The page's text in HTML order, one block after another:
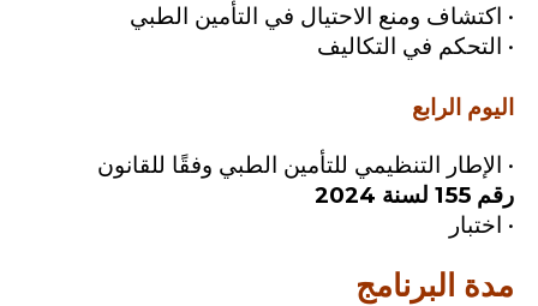
• اكتشاف ومنع الاحتيال في التأمين الطبي
• التحكم في التكاليف
اليوم الرابع
• الإطار التنظيمي للتأمين الطبي وفقًا للقانون
رقم 155 لسنة 2024
• اختبار
مدة البرنامج